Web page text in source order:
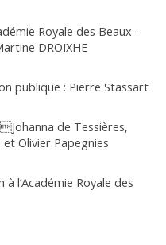
Royale des Beaux-
DROIXHE
publique : Pierre Stassart
de Tessières,
Olivier Papegnies
l’Académie Royale des